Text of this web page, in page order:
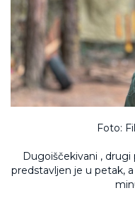
Foto:
Dugoiščekivani , drugi
predstavljen je u petak,